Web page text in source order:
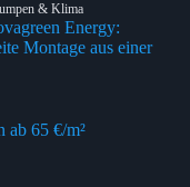
& Klima
Energy:
Montage aus einer
ab 65 €/m²